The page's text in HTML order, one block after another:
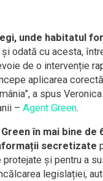
unde habitatul
și odată cu acesta,
de o intervenție
aplicarea
a spus Veronica
– Agent Green.
în mai bine de
secretizate
și pentru a
legislației,